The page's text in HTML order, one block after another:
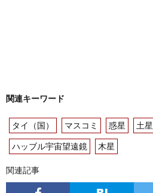
関連キーワード
タイ（国） マスコミ 惑星 土星
ハッブル宇宙望遠鏡 木星
関連記事